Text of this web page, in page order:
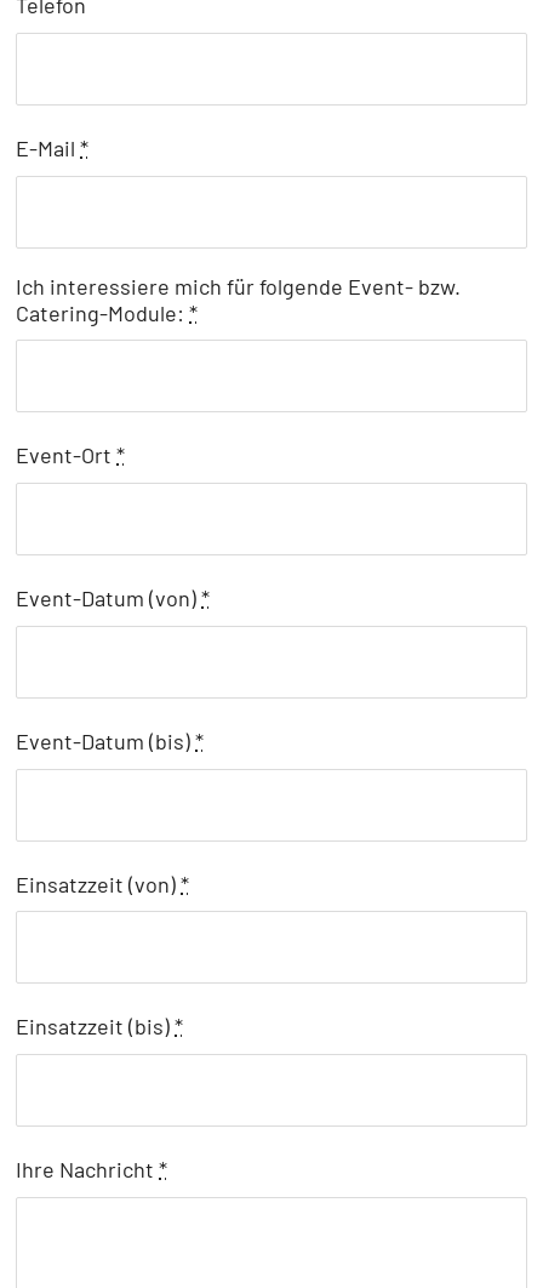
Telefon
E-Mail*
Ich interessiere mich für folgende Event- bzw.
Catering-Module:*
Event-Ort*
Event-Datum (von)*
Event-Datum (bis)*
Einsatzzeit (von)*
Einsatzzeit (bis)*
Ihre Nachricht*